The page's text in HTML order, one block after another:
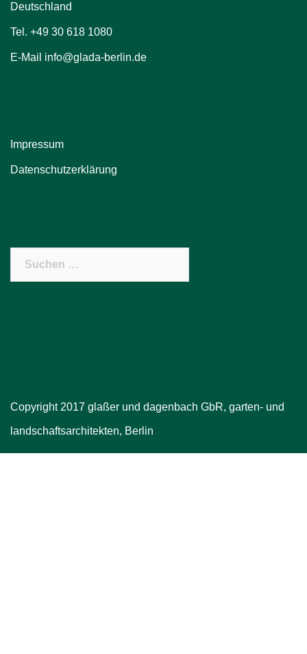
Deutschland
Tel. +49 30 618 1080
E-Mail info@glada-berlin.de
Impressum
Datenschutzerklärung
Copyright 2017 glaßer und dagenbach GbR, garten- und
landschaftsarchitekten, Berlin